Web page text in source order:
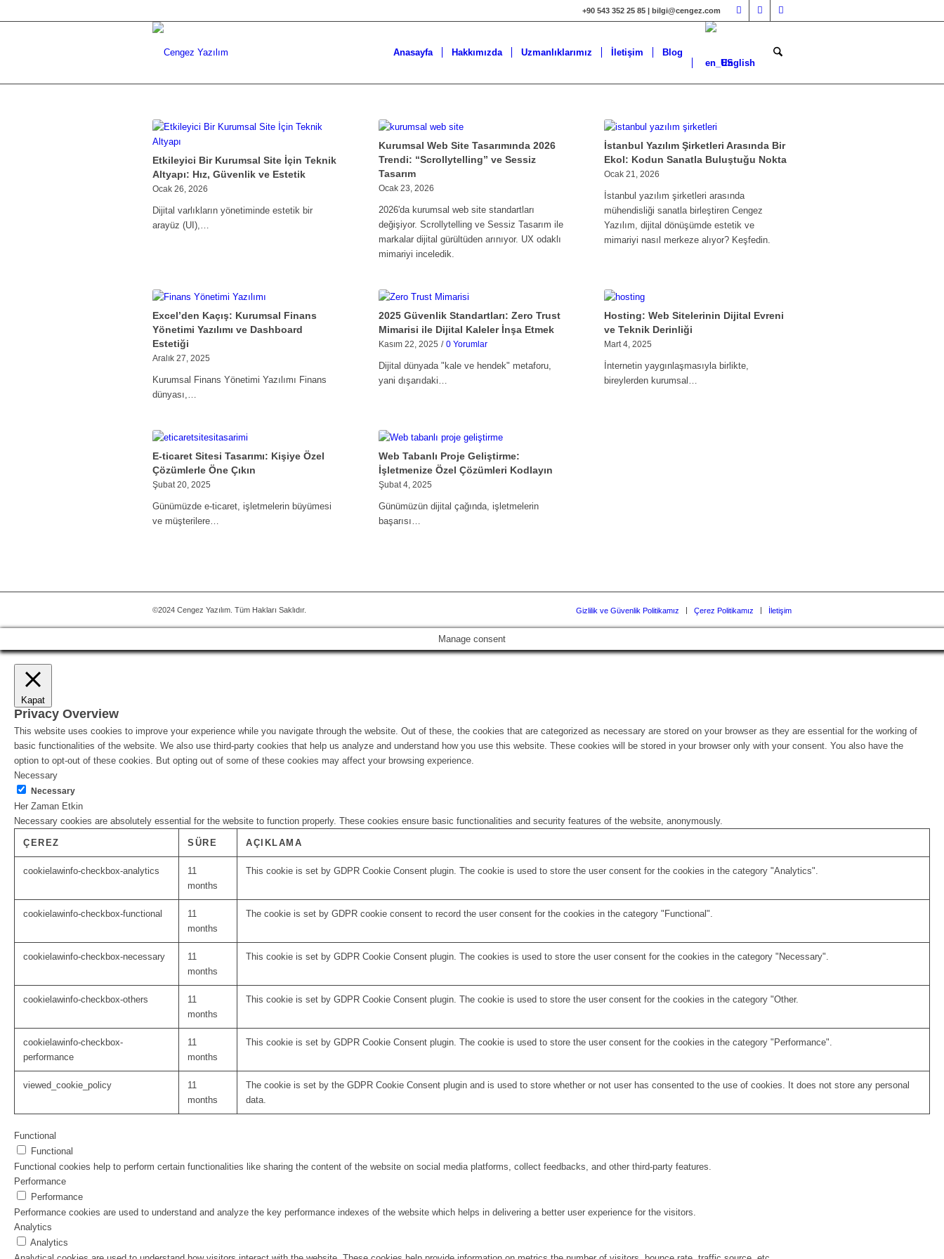
+90 543 352 25 85 | bilgi@cengez.com
Anasayfa Hakkımızda Uzmanlıklarımız İletişim
Blog
English
Etkileyici Bir Kurumsal Site İçin Teknik
Altyapı: Hız, Güvenlik ve Estetik
Ocak 26, 2026
Dijital varlıkların yönetiminde estetik bir
arayüz (UI),…
Kurumsal Web Site Tasarımında 2026
Trendi: “Scrollytelling” ve Sessiz
Tasarım
Ocak 23, 2026
2026'da kurumsal web site standartları
değişiyor. Scrollytelling ve Sessiz Tasarım ile
markalar dijital gürültüden arınıyor. UX odaklı
mimariyi inceledik.
İstanbul Yazılım Şirketleri Arasında Bir
Ekol: Kodun Sanatla Buluştuğu Nokta
Ocak 21, 2026
İstanbul yazılım şirketleri arasında
mühendisliği sanatla birleştiren Cengez
Yazılım, dijital dönüşümde estetik ve
mimariyi nasıl merkeze alıyor? Keşfedin.
Excel’den Kaçış: Kurumsal Finans
Yönetimi Yazılımı ve Dashboard
Estetiği
Aralık 27, 2025
Kurumsal Finans Yönetimi Yazılımı Finans
dünyası,…
2025 Güvenlik Standartları: Zero Trust
Mimarisi ile Dijital Kaleler İnşa Etmek
Kasım 22, 2025 / 0 Yorumlar
Dijital dünyada "kale ve hendek" metaforu,
yani dışarıdaki…
Hosting: Web Sitelerinin Dijital Evreni
ve Teknik Derinliği
Mart 4, 2025
İnternetin yaygınlaşmasıyla birlikte,
bireylerden kurumsal…
E-ticaret Sitesi Tasarımı: Kişiye Özel
Çözümlerle Öne Çıkın
Şubat 20, 2025
Günümüzde e-ticaret, işletmelerin büyümesi
ve müşterilere…
Web Tabanlı Proje Geliştirme:
İşletmenize Özel Çözümleri Kodlayın
Şubat 4, 2025
Günümüzün dijital çağında, işletmelerin
başarısı…
©2024 Cengez Yazılım. Tüm Hakları Saklıdır. Gizlilik ve Güvenlik Politikamız Çerez Politikamız İletişim
Manage consent
Kapat
Privacy Overview
This website uses cookies to improve your experience while you navigate through the website. Out of these, the cookies that are categorized as necessary are stored on your browser as they are essential for the working of
basic functionalities of the website. We also use third-party cookies that help us analyze and understand how you use this website. These cookies will be stored in your browser only with your consent. You also have the
option to opt-out of these cookies. But opting out of some of these cookies may affect your browsing experience.
Necessary
Necessary
Her Zaman Etkin
Necessary cookies are absolutely essential for the website to function properly. These cookies ensure basic functionalities and security features of the website, anonymously.
ÇEREZ SÜRE AÇIKLAMA
cookielawinfo-checkbox-analytics
11
months
This cookie is set by GDPR Cookie Consent plugin. The cookie is used to store the user consent for the cookies in the category "Analytics".
cookielawinfo-checkbox-functional
11
months
The cookie is set by GDPR cookie consent to record the user consent for the cookies in the category "Functional".
cookielawinfo-checkbox-necessary
11
months
This cookie is set by GDPR Cookie Consent plugin. The cookies is used to store the user consent for the cookies in the category "Necessary".
cookielawinfo-checkbox-others
11
months
This cookie is set by GDPR Cookie Consent plugin. The cookie is used to store the user consent for the cookies in the category "Other.
cookielawinfo-checkbox-
performance
11
months
This cookie is set by GDPR Cookie Consent plugin. The cookie is used to store the user consent for the cookies in the category "Performance".
viewed_cookie_policy
11
months
The cookie is set by the GDPR Cookie Consent plugin and is used to store whether or not user has consented to the use of cookies. It does not store any personal
data.
Functional
Functional
Functional cookies help to perform certain functionalities like sharing the content of the website on social media platforms, collect feedbacks, and other third-party features.
Performance
Performance
Performance cookies are used to understand and analyze the key performance indexes of the website which helps in delivering a better user experience for the visitors.
Analytics
Analytics